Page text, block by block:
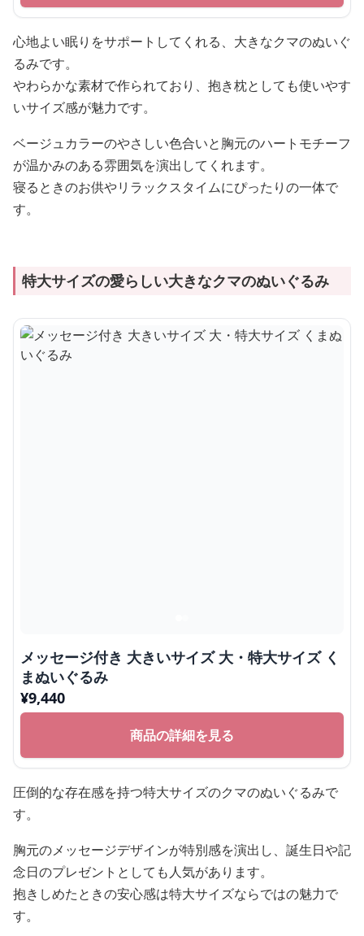
心地よい眠りをサポートしてくれる、大きなクマのぬいぐ
るみです。
やわらかな素材で作られており、抱き枕としても使いやす
いサイズ感が魅力です。
ベージュカラーのやさしい色合いと胸元のハートモチーフ
が温かみのある雰囲気を演出してくれます。
寝るときのお供やリラックスタイムにぴったりの一体で
す。
特大サイズの愛らしい大きなクマのぬいぐるみ
メッセージ付き 大きいサイズ 大・特大サイズ く
まぬいぐるみ
¥9,440
商品の詳細を見る
圧倒的な存在感を持つ特大サイズのクマのぬいぐるみで
す。
胸元のメッセージデザインが特別感を演出し、誕生日や記
念日のプレゼントとしても人気があります。
抱きしめたときの安心感は特大サイズならではの魅力で
す。